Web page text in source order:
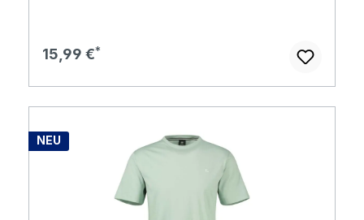
Regulärer Preis:
15,99 €
NEU